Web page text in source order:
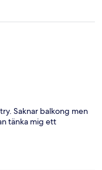
Saknar balkong men
tänka mig ett